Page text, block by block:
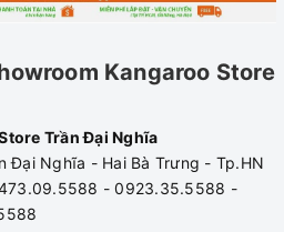
Kangaroo Store
Trần Đại Nghĩa
Đại Nghĩa - Hai Bà Trưng - Tp.HN
- 0923.35.5588 -